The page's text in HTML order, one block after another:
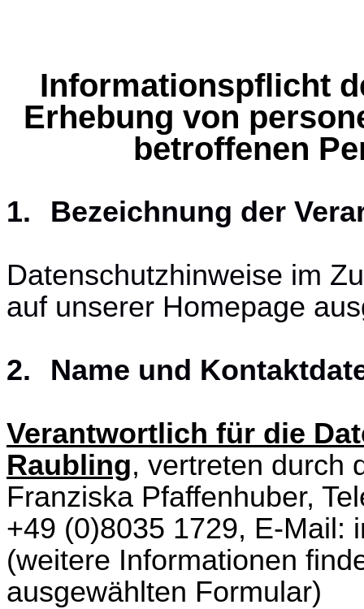
Informationspflicht
Erhebung von
betroffenen
1.
Bezeichnung der
Datenschutzhinweise im
auf unserer Homepage
2.
Name und
Verantwortlich für die
Raubling, vertreten durch
Franziska Pfaffenhuber,
+49 (0)8035 1729, E-Mail:
(weitere Informationen
ausgewählten Formular)